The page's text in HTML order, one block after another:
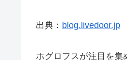
出典： blog.livedoor.jp
ホグロフスが注目を